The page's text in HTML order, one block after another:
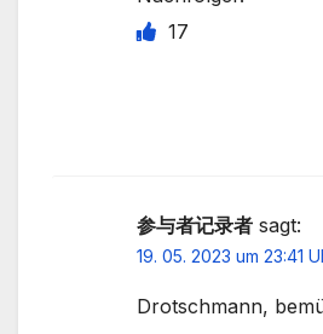
17
参与者记录者 sagt:
19. 05. 2023 um 23:41
Drotschmann,